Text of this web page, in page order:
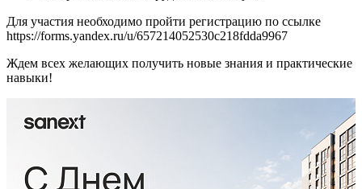
Для участия необходимо пройти регистрацию по ссылке
https://forms.yandex.ru/u/657214052530c218fdda9967
Ждем всех желающих получить новые знания и практические
навыки!